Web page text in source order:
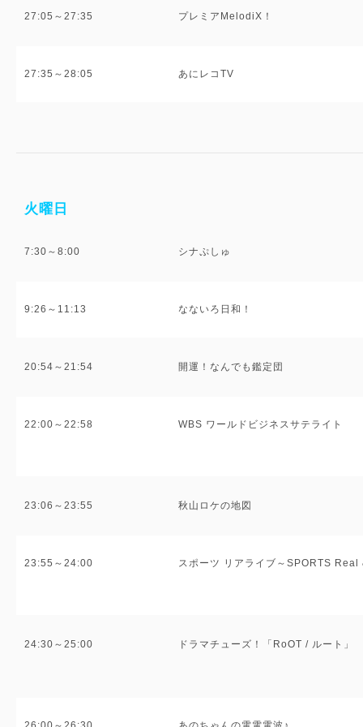
27:05～27:35 プレミアMelodiX！
27:35～28:05 あにレコTV
火曜日
7:30～8:00 シナぷしゅ
9:26～11:13 なないろ日和！
20:54～21:54 開運！なんでも鑑定団
22:00～22:58 WBS ワールドビジネスサテライト
23:06～23:55 秋山ロケの地図
23:55～24:00 スポーツ リアライブ～SPORTS
24:30～25:00 ドラマチューズ！「RoOT / ルート」